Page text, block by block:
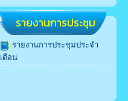
รายงานการประชุม
รายงานการประชุมประจำ
เดือน